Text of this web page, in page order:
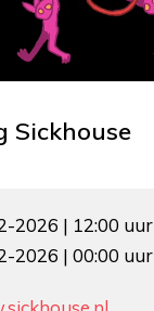
Sickhouse
2026 | 12:00 uur
2026 | 00:00 uur